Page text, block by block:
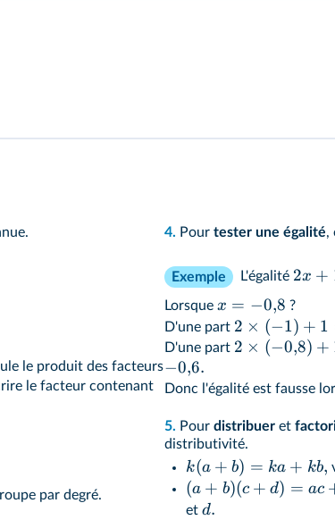
le produit des facteurs
le facteur contenant
par degré.
4. Pour tester une égalité,
Exemple L'égalité 2x +
Lorsque x = −0,8 ?
D'une part 2 × (−1) + 1
D'une part 2 × (−0,8) +
−0,6.
Donc l'égalité est fausse
5. Pour distribuer et
distributivité.
k(a + b) = ka + kb,
(a + b)(c + d) = ac
et d.